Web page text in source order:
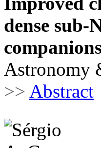
dense
Astronomy
>> Abstract